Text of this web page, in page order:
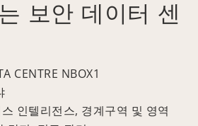
보안 데이터 센
CENTRE NBOX1
인텔리전스, 경계구역 및 영역